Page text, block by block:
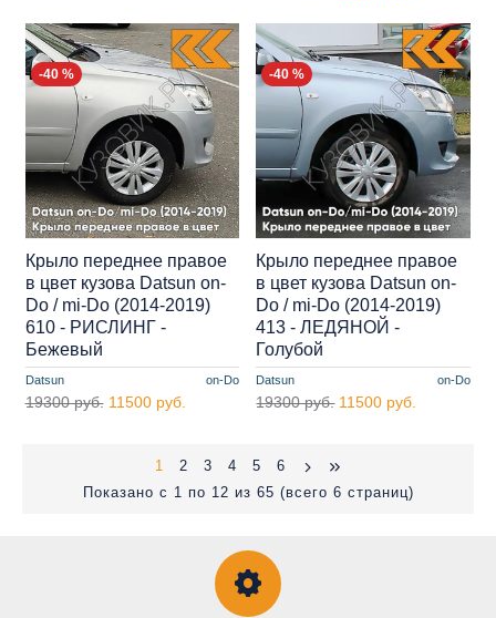
-40 %
Datsun on-Do
Крыло переднее правое
в цвет кузова Datsun on-
Do / mi-Do (2014-2019)
610 - РИСЛИНГ -
Бежевый
19300 руб. 11500 руб.
-40 %
Datsun on-Do
Крыло переднее правое
в цвет кузова Datsun on-
Do / mi-Do (2014-2019)
413 - ЛЕДЯНОЙ -
Голубой
19300 руб. 11500 руб.
1 2 3 4 5
6
Показано с 1 по 12 из 65 (всего 6 страниц)